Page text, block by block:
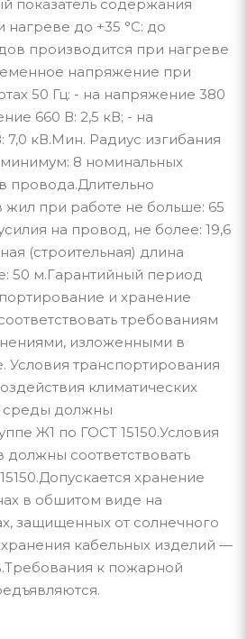
показатель содержания
нагреве до +35 °С: до
производится при нагреве
напряжение при
50 Гц: - на напряжение 380
660 В: 2,5 кВ; - на
кВ.Мин. Радиус изгибания
8 номинальных
провода.Длительно
жил при работе не больше: 65
на провод, не более: 19,6
(строительная) длина
50 м.Гарантийный период
и хранение
требованиям
изложенными в
Условия транспортирования
климатических
среды должны
Ж1 по ГОСТ 15150.Условия
соответствовать
хранение
в обшитом виде на
защищенных от солнечного
кабельных изделий —
к пожарной